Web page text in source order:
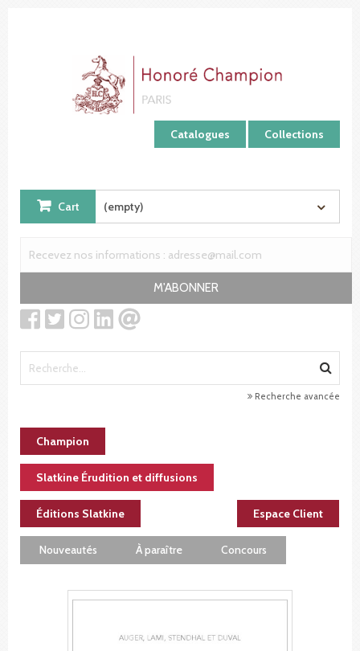
Catalogues Collections
Cart (empty)
M'ABONNER
Recherche avancée
Champion
Slatkine Érudition et diffusions
Éditions Slatkine Espace Client
Nouveautés À paraître Concours